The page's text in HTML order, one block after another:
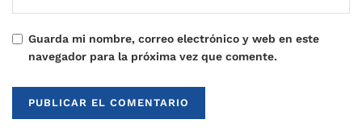
Guarda mi nombre, correo electrónico y web en este
navegador para la próxima vez que comente.